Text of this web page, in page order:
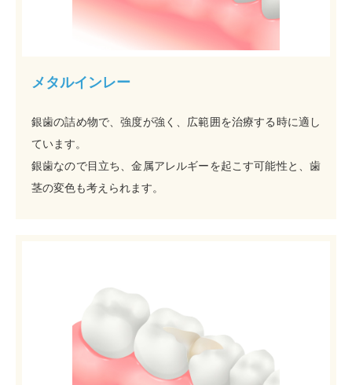
メタルインレー
銀歯の詰め物で、強度が強く、広範囲を治療する時に適し
ています。
銀歯なので目立ち、金属アレルギーを起こす可能性と、歯
茎の変色も考えられます。